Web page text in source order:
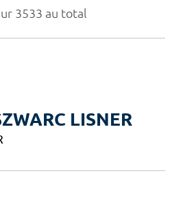
3533 au total
LISNER